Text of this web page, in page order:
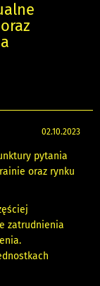
02.10.2023
pytania
oraz rynku
zatrudnienia